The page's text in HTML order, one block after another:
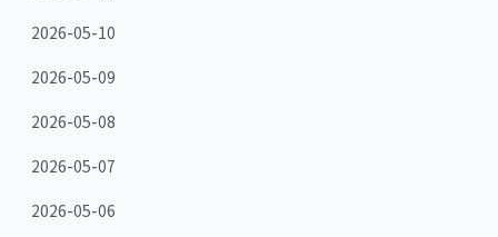
2026-05-10
2026-05-09
2026-05-08
2026-05-07
2026-05-06